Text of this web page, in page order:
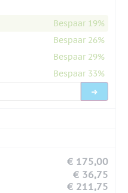
Bespaar 19%
Bespaar 26%
Bespaar 29%
Bespaar 33%
€ 175,00
€ 36,75
€ 211,75